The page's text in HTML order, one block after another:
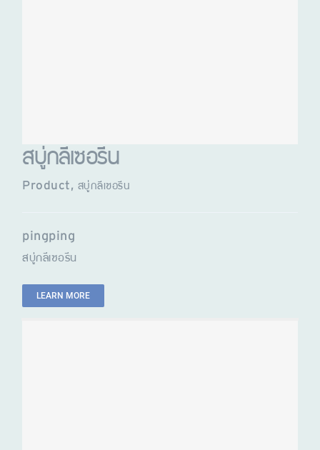
สบู่กลีเซอรีน
Product , สบู่กลีเซอรีน
pingping
สบู่กลีเซอรีน
LEARN MORE